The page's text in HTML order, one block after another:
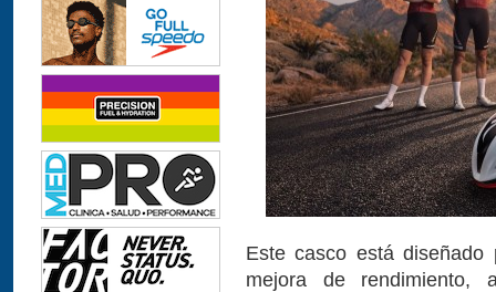
Este casco está
mejora de rendimiento,